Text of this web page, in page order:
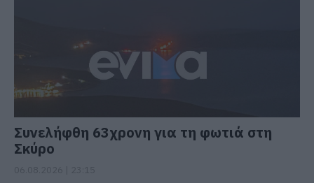
Συνελήφθη 63χρονη για τη φωτιά στη
Σκύρο